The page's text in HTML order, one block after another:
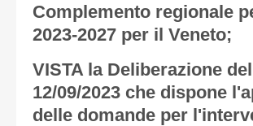
Complemento regionale
2023-2027 per il Veneto;
VISTA la Deliberazione
12/09/2023 che dispone
delle domande per